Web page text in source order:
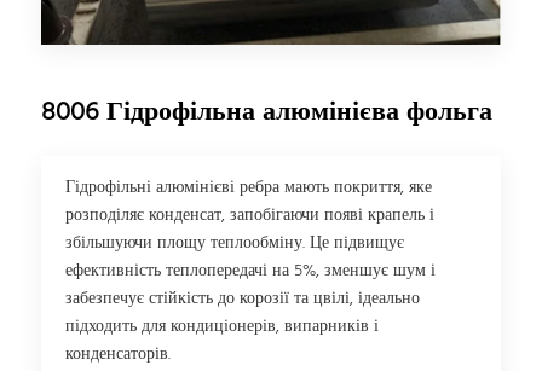
8006 Гідрофільна алюмінієва фольга
Гідрофільні алюмінієві ребра мають покриття, яке
розподіляє конденсат, запобігаючи появі крапель і
збільшуючи площу теплообміну. Це підвищує
ефективність теплопередачі на 5%, зменшує шум і
забезпечує стійкість до корозії та цвілі, ідеально
підходить для кондиціонерів, випарників і
конденсаторів.